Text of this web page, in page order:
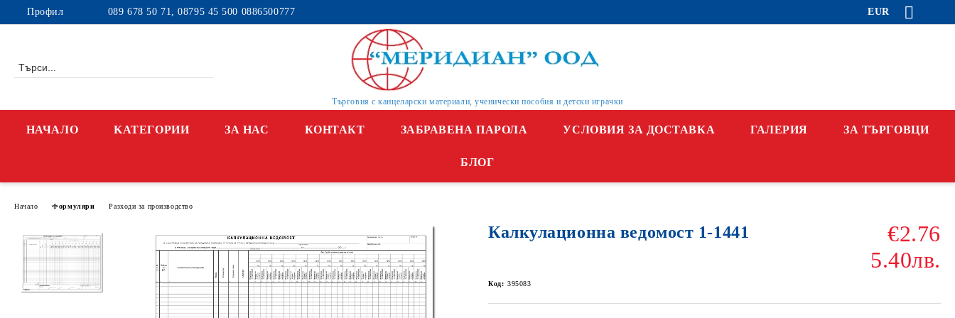
Профил 089 678 50 71, 08795 45 500 0886500777 EUR
Търговия с канцеларски материали, ученически пособия и детски играчки
НАЧАЛО KАТЕГОРИИ ЗА НАС КОНТАКТ ЗАБРАВЕНА ПАРОЛА УСЛОВИЯ ЗА ДОСТАВКА ГАЛЕРИЯ ЗА ТЪРГОВЦИ
БЛОГ
Начало Формуляри Разходи за производство
Калкулационна ведомост 1-1441
€2.76
5.40лв.
Код: 395083